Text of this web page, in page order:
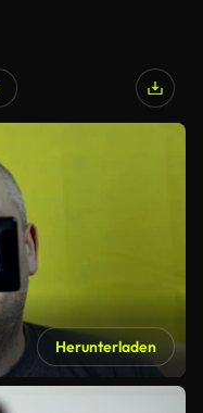
Herunterladen